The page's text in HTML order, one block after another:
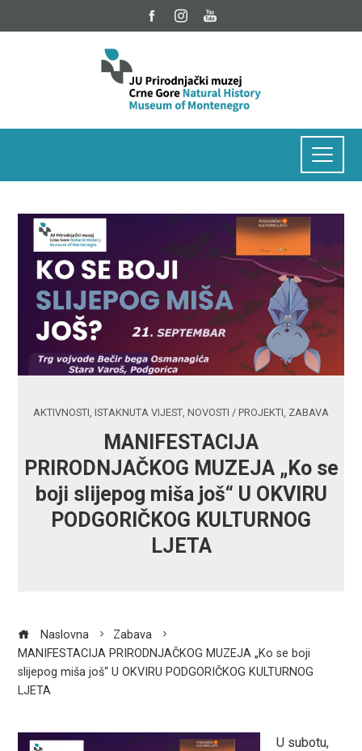
AKTIVNOSTI ISTAKNUTA VIJEST NOVOSTI / PROJEKTI ZABAVA
MANIFESTACIJA
PRIRODNJAČKOG MUZEJA „Ko se
boji slijepog miša još“ U OKVIRU
PODGORIČKOG KULTURNOG
LJETA
Naslovna
Zabava
MANIFESTACIJA PRIRODNJAČKOG MUZEJA „Ko se boji
slijepog miša još“ U OKVIRU PODGORIČKOG KULTURNOG
LJETA
U subotu,